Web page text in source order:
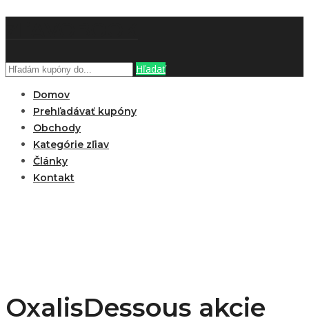
Hľadať
Domov
Prehľadávať kupóny
Obchody
Kategórie zľiav
Články
Kontakt
OxalisDessous akcie